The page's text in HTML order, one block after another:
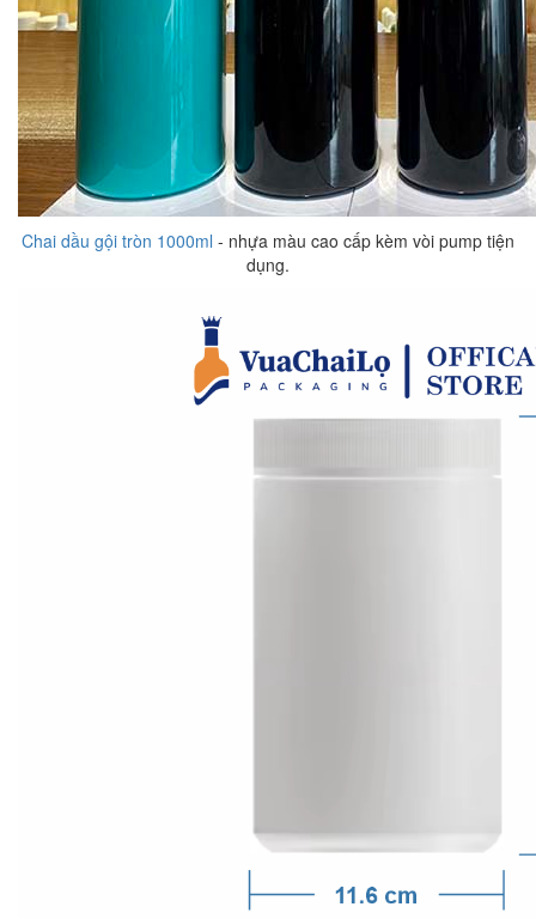
Chai dầu gội tròn 1000ml - nhựa màu cao cấp kèm vòi pump tiện
dụng.